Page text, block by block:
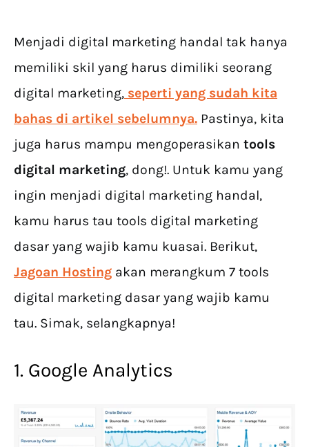
Menjadi digital marketing handal tak hanya
memiliki skil yang harus dimiliki seorang
digital marketing, seperti yang sudah kita
bahas di artikel sebelumnya. Pastinya, kita
juga harus mampu mengoperasikan tools
digital marketing, dong!. Untuk kamu yang
ingin menjadi digital marketing handal,
kamu harus tau tools digital marketing
dasar yang wajib kamu kuasai. Berikut,
Jagoan Hosting akan merangkum 7 tools
digital marketing dasar yang wajib kamu
tau. Simak, selangkapnya!
1. Google Analytics